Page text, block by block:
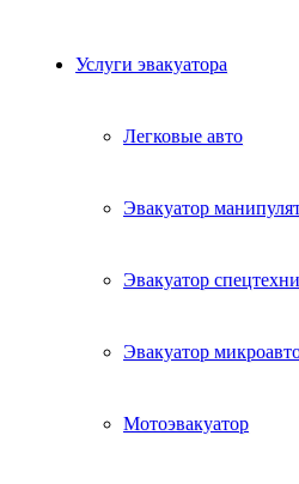
Услуги эвакуатора
Легковые авто
Эвакуатор
Эвакуатор
Эвакуатор
Мотоэвакуатор